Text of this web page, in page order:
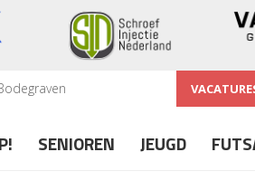
SENIOREN JEUGD